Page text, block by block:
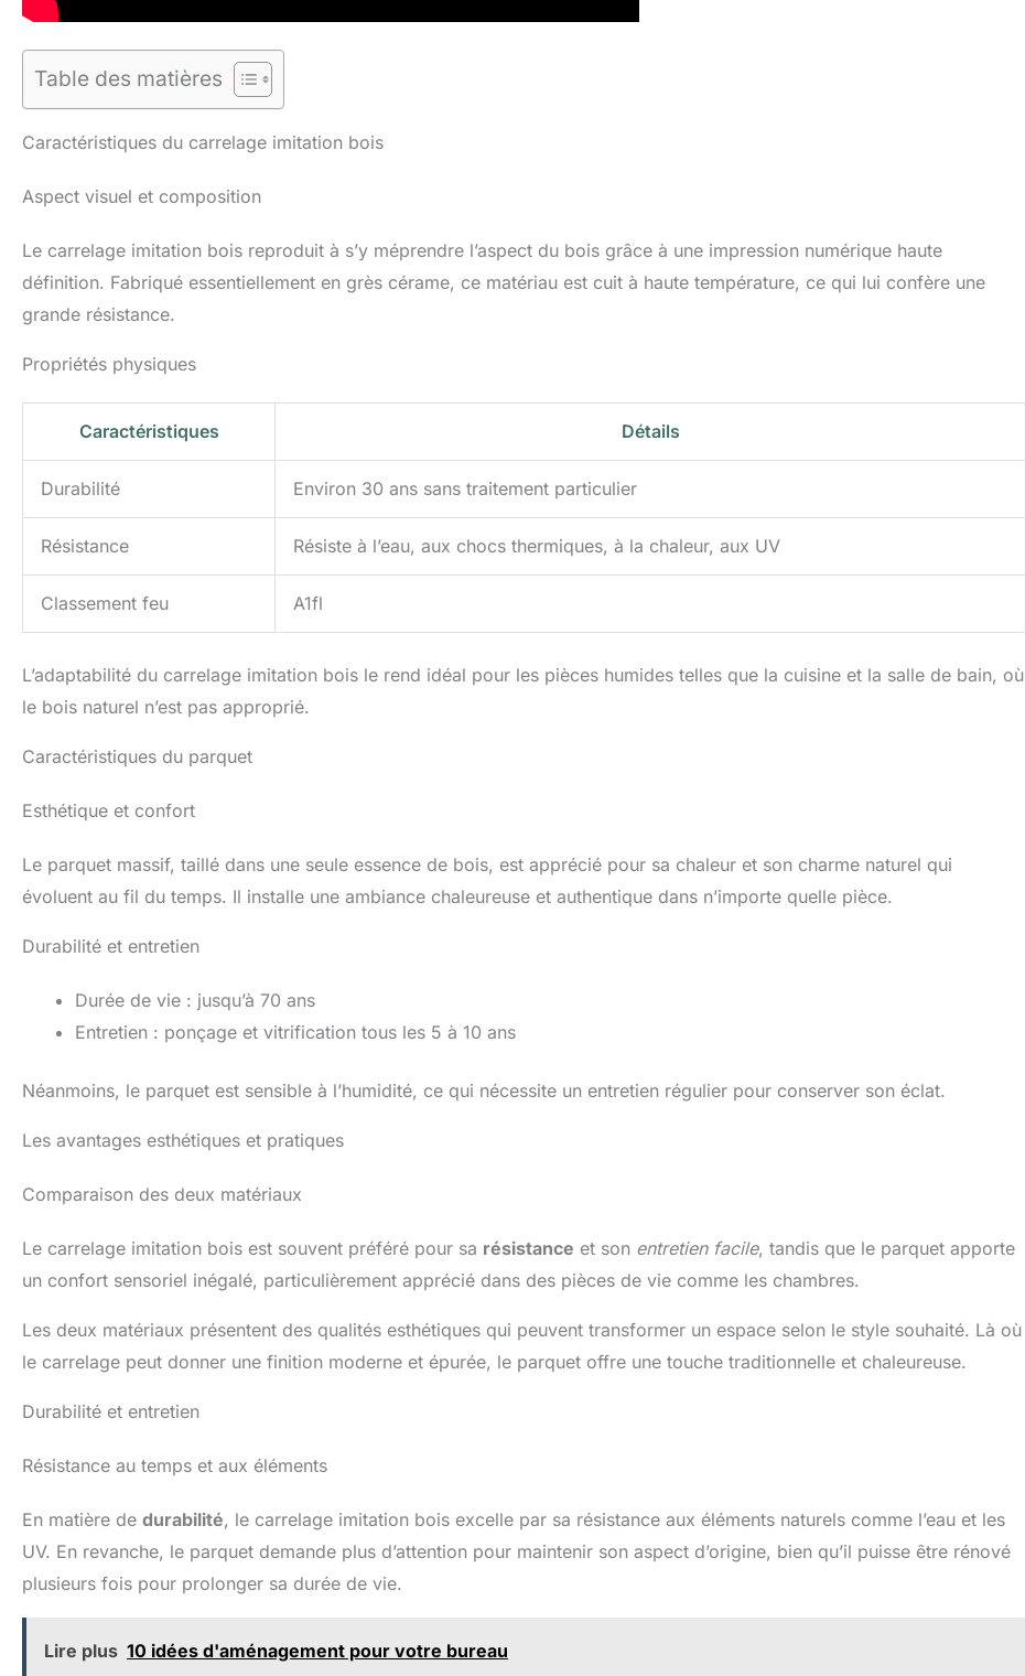
Table des matières
Caractéristiques du carrelage imitation bois
Aspect visuel et composition
Le carrelage imitation bois reproduit à s’y méprendre l’aspect du bois grâce à une impression numérique haute
définition. Fabriqué essentiellement en grès cérame, ce matériau est cuit à haute température, ce qui lui confère une
grande résistance.
Propriétés physiques
Caractéristiques Détails
Durabilité Environ 30 ans sans traitement particulier
Résistance Résiste à l’eau, aux chocs thermiques, à la chaleur, aux UV
Classement feu A1fl
L’adaptabilité du carrelage imitation bois le rend idéal pour les pièces humides telles que la cuisine et la salle de bain, où
le bois naturel n’est pas approprié.
Caractéristiques du parquet
Esthétique et confort
Le parquet massif, taillé dans une seule essence de bois, est apprécié pour sa chaleur et son charme naturel qui
évoluent au fil du temps. Il installe une ambiance chaleureuse et authentique dans n’importe quelle pièce.
Durabilité et entretien
Durée de vie : jusqu’à 70 ans
Entretien : ponçage et vitrification tous les 5 à 10 ans
Néanmoins, le parquet est sensible à l’humidité, ce qui nécessite un entretien régulier pour conserver son éclat.
Les avantages esthétiques et pratiques
Comparaison des deux matériaux
Le carrelage imitation bois est souvent préféré pour sa résistance et son entretien facile, tandis que le parquet apporte
un confort sensoriel inégalé, particulièrement apprécié dans des pièces de vie comme les chambres.
Les deux matériaux présentent des qualités esthétiques qui peuvent transformer un espace selon le style souhaité. Là où
le carrelage peut donner une finition moderne et épurée, le parquet offre une touche traditionnelle et chaleureuse.
Durabilité et entretien
Résistance au temps et aux éléments
En matière de durabilité, le carrelage imitation bois excelle par sa résistance aux éléments naturels comme l’eau et les
UV. En revanche, le parquet demande plus d’attention pour maintenir son aspect d’origine, bien qu’il puisse être rénové
plusieurs fois pour prolonger sa durée de vie.
Lire plus 10 idées d'aménagement pour votre bureau